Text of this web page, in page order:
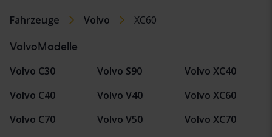
Fahrzeuge Volvo XC60
VolvoModelle
Volvo C30
Volvo C40
Volvo C70
Volvo S90
Volvo V40
Volvo V50
Volvo XC40
Volvo XC60
Volvo XC70